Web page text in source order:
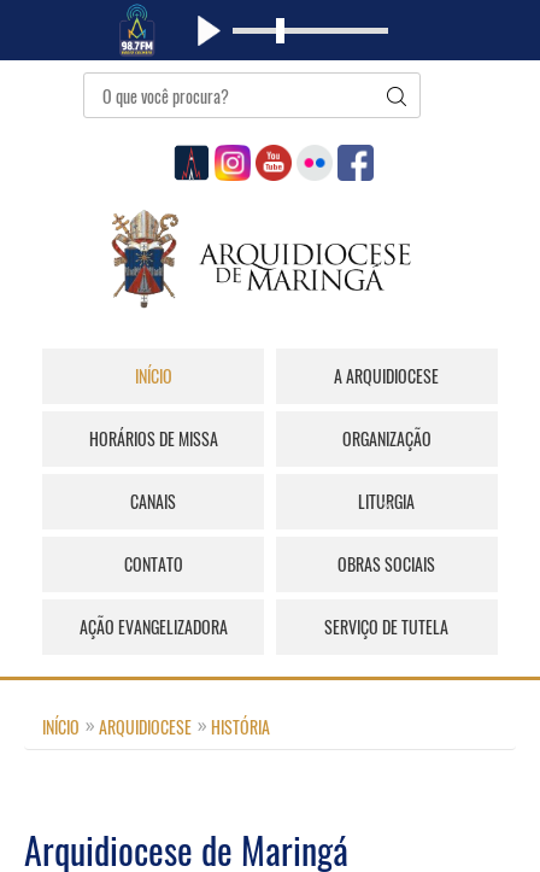
INÍCIO A ARQUIDIOCESE
HORÁRIOS DE MISSA ORGANIZAÇÃO
CANAIS LITURGIA
CONTATO OBRAS SOCIAIS
AÇÃO EVANGELIZADORA SERVIÇO DE TUTELA
INÍCIO ARQUIDIOCESE HISTÓRIA
Arquidiocese de Maringá